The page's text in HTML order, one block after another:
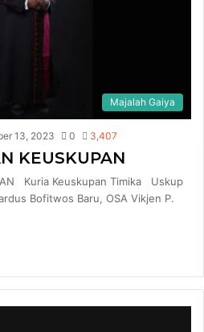
Majalah Gaiya
13, 2023 0 3,407
KEUSKUPAN
Kuria Keuskupan Timika Uskup
Bofitwos Baru, OSA Vikjen P.